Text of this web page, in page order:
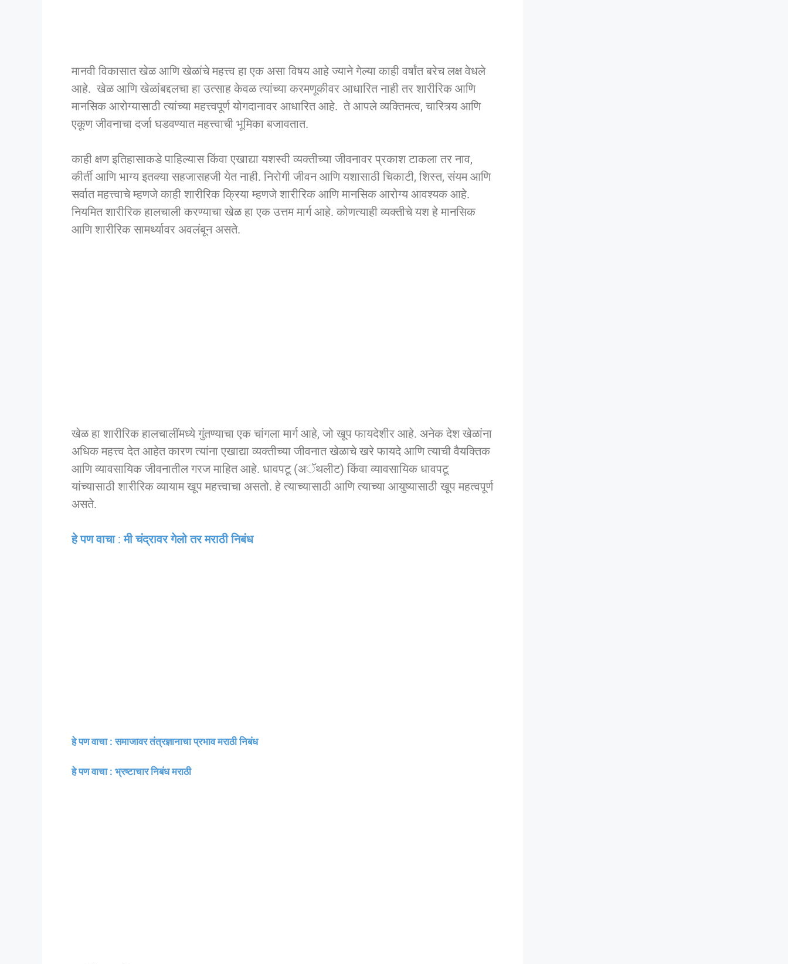
मानवी विकासात खेळ आणि खेळांचे महत्त्व हा एक असा विषय आहे ज्याने गेल्या काही वर्षांत बरेच लक्ष वेधले
आहे. खेळ आणि खेळांबद्दलचा हा उत्साह केवळ त्यांच्या करमणूकीवर आधारित नाही तर शारीरिक आणि
मानसिक आरोग्यासाठी त्यांच्या महत्त्वपूर्ण योगदानावर आधारित आहे. ते आपले व्यक्तिमत्व, चारित्र्य आणि
एकूण जीवनाचा दर्जा घडवण्यात महत्त्वाची भूमिका बजावतात.
काही क्षण इतिहासाकडे पाहिल्यास किंवा एखाद्या यशस्वी व्यक्तीच्या जीवनावर प्रकाश टाकला तर नाव,
कीर्ती आणि भाग्य इतक्या सहजासहजी येत नाही. निरोगी जीवन आणि यशासाठी चिकाटी, शिस्त, संयम आणि
सर्वात महत्त्वाचे म्हणजे काही शारीरिक क्रिया म्हणजे शारीरिक आणि मानसिक आरोग्य आवश्यक आहे.
नियमित शारीरिक हालचाली करण्याचा खेळ हा एक उत्तम मार्ग आहे. कोणत्याही व्यक्तीचे यश हे मानसिक
आणि शारीरिक सामर्थ्यावर अवलंबून असते.
खेळ हा शारीरिक हालचालींमध्ये गुंतण्याचा एक चांगला मार्ग आहे, जो खूप फायदेशीर आहे. अनेक देश खेळांना
अधिक महत्त्व देत आहेत कारण त्यांना एखाद्या व्यक्तीच्या जीवनात खेळाचे खरे फायदे आणि त्याची वैयक्तिक
आणि व्यावसायिक जीवनातील गरज माहित आहे. धावपटू (अॅथलीट) किंवा व्यावसायिक धावपटू
यांच्यासाठी शारीरिक व्यायाम खूप महत्त्वाचा असतो. हे त्याच्यासाठी आणि त्याच्या आयुष्यासाठी खूप महत्वपूर्ण
असते.
हे पण वाचा:मी चंद्रावर गेलो तर मराठी निबंध
हे पण वाचा : समाजावर तंत्रज्ञानाचा प्रभाव मराठी निबंध
हे पण वाचा : भ्रष्टाचार निबंध मराठी